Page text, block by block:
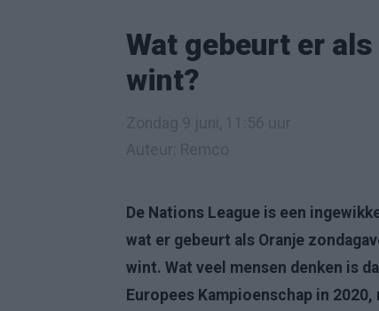
Wat gebeurt er
wint?
De Nations League is een
wat er gebeurt als Oranje
wint. Wat veel mensen denken is
Europees Kampioenschap in